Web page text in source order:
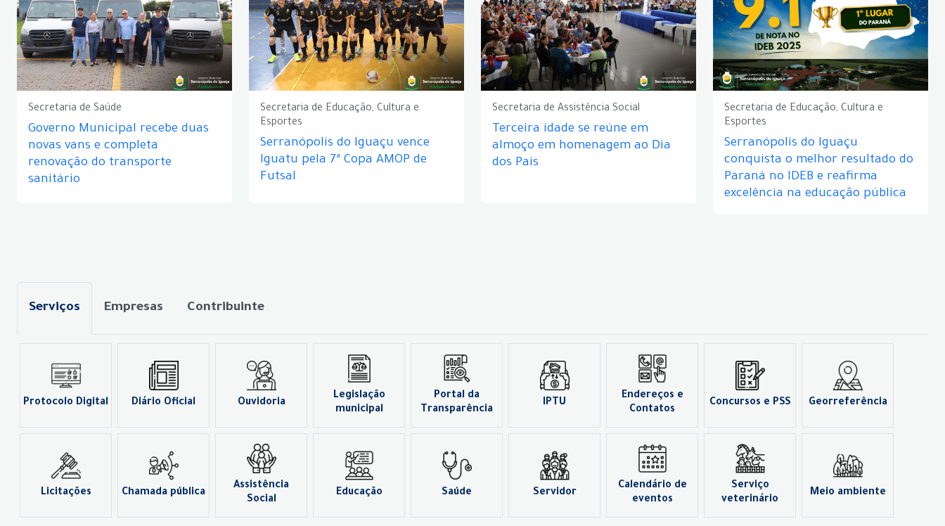
Secretaria de Saúde
Governo Municipal recebe duas
novas vans e completa
renovação do transporte
sanitário
Secretaria de Educação, Cultura e
Esportes
Serranópolis do Iguaçu vence
Iguatu pela 7ª Copa AMOP de
Futsal
Secretaria de Assistência Social
Terceira idade se reúne em
almoço em homenagem ao Dia
dos Pais
Secretaria de Educação, Cultura e
Esportes
Serranópolis do Iguaçu
conquista o melhor resultado do
Paraná no IDEB e reafirma
excelência na educação pública
Serviços Empresas Contribuinte
Protocolo Digital Diário Oficial Ouvidoria
Legislação
municipal
Portal da
Transparência
IPTU
Endereços e
Contatos
Concursos e PSS Georreferência
Licitações Chamada pública
Assistência
Social
Educação Saúde Servidor
Calendário de
eventos
Serviço
veterinário
Meio ambiente